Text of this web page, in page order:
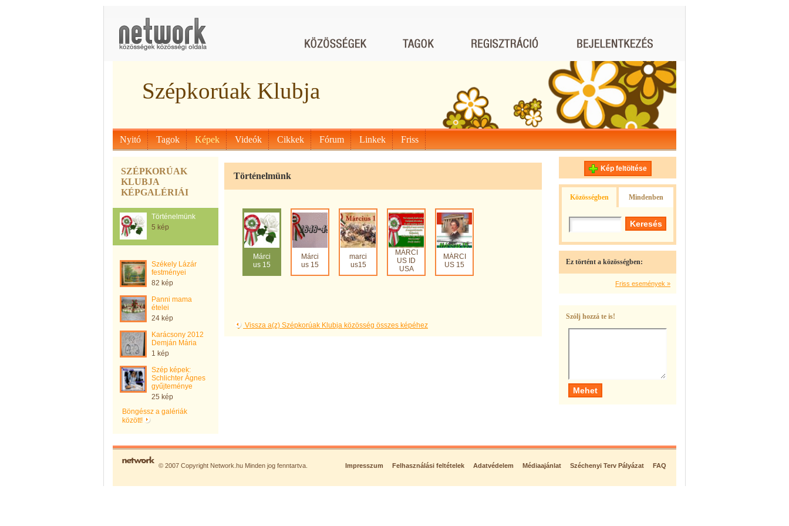
Szépkorúak Klubja
Nyitó Tagok Képek Videók Cikkek Fórum Linkek Friss
SZÉPKORÚAK
KLUBJA
KÉPGALÉRIÁI
Történelmünk
5 kép
Székely Lázár
festményei
82 kép
Panni mama
ételei
24 kép
Karácsony 2012
Demján Mária
1 kép
Szép képek:
Schlichter Ágnes
gyűjteménye
25 kép
Böngéssz a galériák
között!
Történelmünk
Márci
us 15
Márci
us 15
marci
us15
MÁRCI
US ID
USA
MÁRCI
US 15
Vissza a(z) Szépkorúak Klubja közösség összes képéhez
Kép feltöltése
Közösségben Mindenben
Ez történt a közösségben:
Friss események »
Szólj hozzá te is!
© 2007 Copyright Network.hu Minden jog fenntartva. Impresszum Felhasználási feltételek Adatvédelem Médiaajánlat Széchenyi Terv Pályázat FAQ